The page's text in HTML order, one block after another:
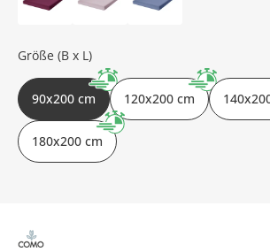
Größe (B x L)
90x200 cm 120x200 cm
180x200 cm